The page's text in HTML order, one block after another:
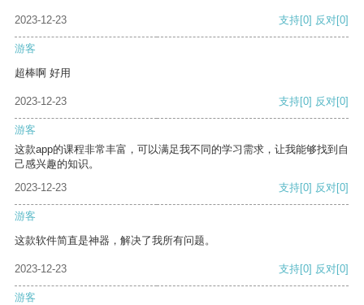
2023-12-23 支持[0] 反对[0]
游客
超棒啊 好用
2023-12-23 支持[0] 反对[0]
游客
这款app的课程非常丰富，可以满足我不同的学习需求，让我能够找到自
己感兴趣的知识。
2023-12-23
支持[0] 反对[0]
游客
这款软件简直是神器，解决了我所有问题。
2023-12-23 支持[0] 反对[0]
游客